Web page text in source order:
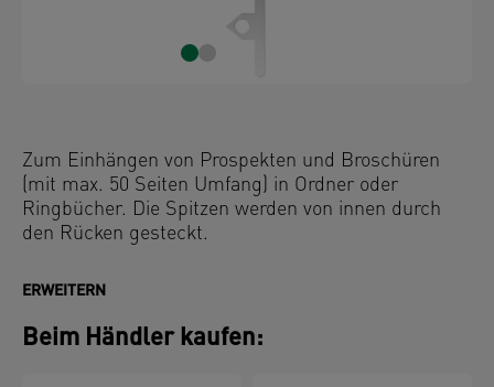
Zum Einhängen von Prospekten und Broschüren
(mit max. 50 Seiten Umfang) in Ordner oder
Ringbücher. Die Spitzen werden von innen durch
den Rücken gesteckt.
ERWEITERN
Beim Händler kaufen: